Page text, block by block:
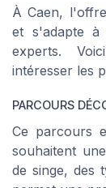
À Caen,
et s'adapte à
experts.
intéresser les
PARCOURS
Ce parcours
souhaitent
de singe, des